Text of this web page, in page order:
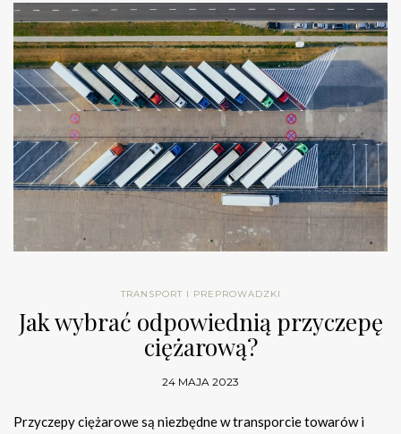
TRANSPORT I PREPROWADZKI
Jak wybrać odpowiednią przyczepę
ciężarową?
24 MAJA 2023
Przyczepy ciężarowe są niezbędne w transporcie towarów i